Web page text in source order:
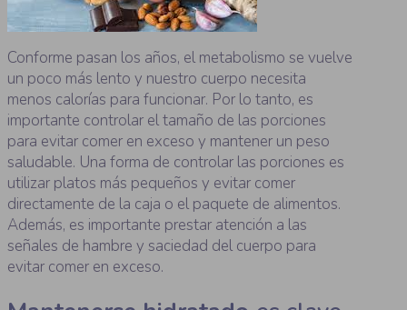
Conforme pasan los años, el metabolismo se vuelve
un poco más lento y nuestro cuerpo necesita
menos calorías para funcionar. Por lo tanto, es
importante controlar el tamaño de las porciones
para evitar comer en exceso y mantener un peso
saludable. Una forma de controlar las porciones es
utilizar platos más pequeños y evitar comer
directamente de la caja o el paquete de alimentos.
Además, es importante prestar atención a las
señales de hambre y saciedad del cuerpo para
evitar comer en exceso.